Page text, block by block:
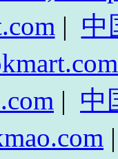
| 中
| 中